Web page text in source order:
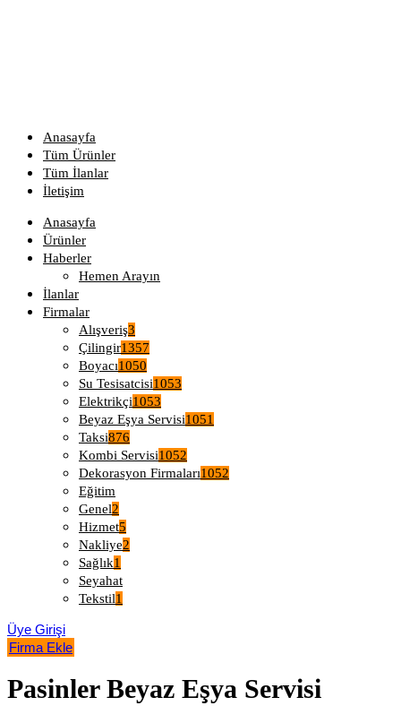
Anasayfa
Tüm Ürünler
Tüm İlanlar
İletişim
Anasayfa
Ürünler
Haberler
Hemen Arayın
İlanlar
Firmalar
Alışveriş3
Çilingir1357
Boyacı1050
Su Tesisatcisi1053
Elektrikçi1053
Beyaz Eşya Servisi1051
Taksi876
Kombi Servisi1052
Dekorasyon Firmaları1052
Eğitim
Genel2
Hizmet5
Nakliye2
Sağlık1
Seyahat
Tekstil1
Üye Girişi
Firma Ekle
Pasinler Beyaz Eşya Servisi